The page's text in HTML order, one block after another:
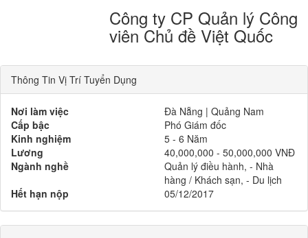
Công ty CP Quản lý Công
viên Chủ đề Việt Quốc
Thông Tin Vị Trí Tuyển Dụng
Nơi làm việc
Đà Nẵng | Quảng Nam
Cấp bậc
Phó Giám đốc
Kinh nghiệm
5 - 6 Năm
Lương
40,000,000 - 50,000,000 VNĐ
Ngành nghề
Quản lý điều hành, - Nhà
hàng / Khách sạn, - Du lịch
Hết hạn nộp
05/12/2017